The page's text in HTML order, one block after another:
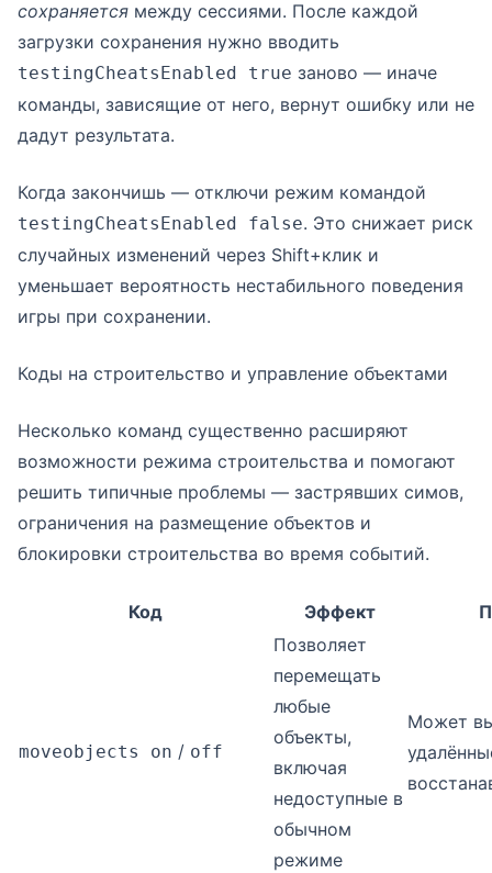
сохраняется между сессиями. После каждой
загрузки сохранения нужно вводить
testingCheatsEnabled true заново — иначе
команды, зависящие от него, вернут ошибку или не
дадут результата.
Когда закончишь — отключи режим командой
testingCheatsEnabled false. Это снижает риск
случайных изменений через Shift+клик и
уменьшает вероятность нестабильного поведения
игры при сохранении.
Коды на строительство и управление объектами
Несколько команд существенно расширяют
возможности режима строительства и помогают
решить типичные проблемы — застрявших симов,
ограничения на размещение объектов и
блокировки строительства во время событий.
Код Эффект
moveobjects on / off
Позволяет
перемещать
любые
объекты,
включая
недоступные в
обычном
режиме
Может